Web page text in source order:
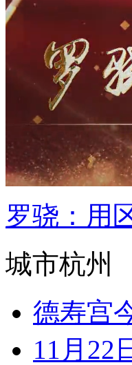
罗骁：用
城市杭州
德寿宫
11月22